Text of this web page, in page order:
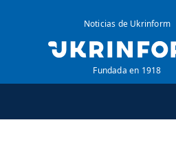
Noticias de Ukrinform
Fundada en 1918